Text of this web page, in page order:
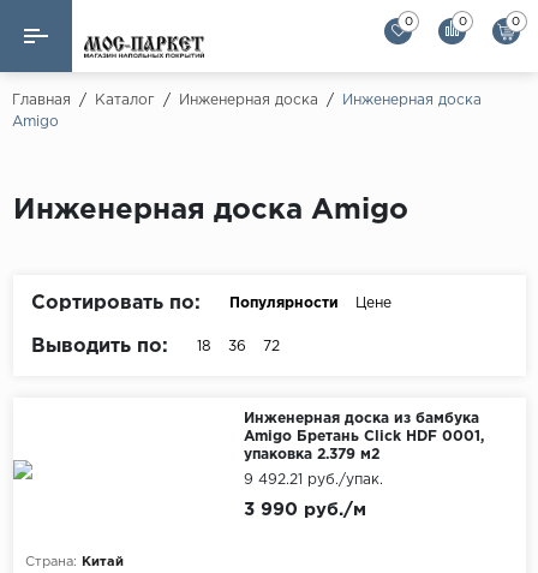
Назад Назад
Alloc
Alpine Floor by
Berry Alloc
Кварц-винил
Инженерная доска
Модульный паркет
0 0 0
Главная / Каталог / Инженерная доска /
Инженерная доска
Amigo
Инженерная доска Amigo
Сортировать по: Популярности Цене
Выводить по: 18 36 72
Инженерная доска из бамбука
Amigo Бретань Click HDF 0001,
упаковка 2.379 м2
Страна:
Китай
3 990 руб./м
9 492.21 руб./упак.